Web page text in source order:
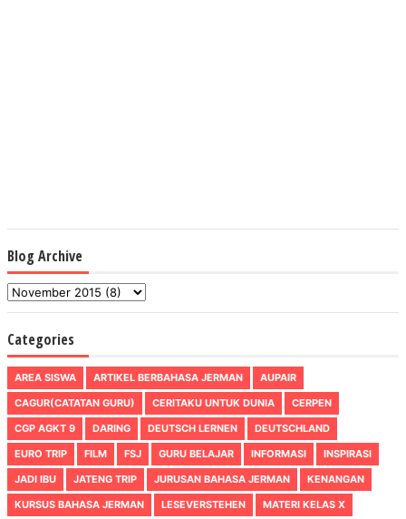
Blog Archive
Categories
AREA SISWA ARTIKEL BERBAHASA JERMAN
AUPAIR
CAGUR(CATATAN GURU)
CERITAKU UNTUK DUNIA
CERPEN
CGP AGKT 9
DARING DEUTSCH LERNEN
DEUTSCHLAND
EURO TRIP
FILM FSJ GURU BELAJAR INFORMASI
INSPIRASI
JADI IBU
JATENG TRIP JURUSAN BAHASA JERMAN
KENANGAN
KURSUS BAHASA JERMAN
LESEVERSTEHEN
MATERI KELAS X